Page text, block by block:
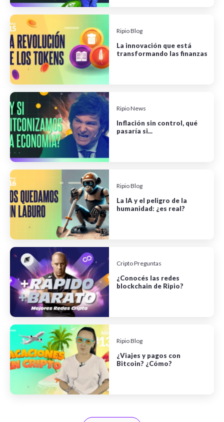
Ripio Blog
La innovación que está
transformando las finanzas
Ripio News
Inflación sin control, qué
pasaría si...
Ripio Blog
La IA y el peligro de la
humanidad: ¿es real?
Cripto Preguntas
¿Conocés las redes
blockchain de Ripio?
Ripio Blog
¿Viajes y pagos con
Bitcoin? ¿Cómo?